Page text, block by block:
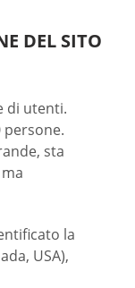
DEL SITO
di utenti.
persone.
sta
la
USA),